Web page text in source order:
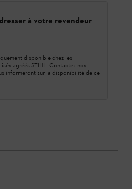
à votre revendeur
disponible chez les
agréés STIHL. Contactez nos
informeront sur la disponibilité de ce